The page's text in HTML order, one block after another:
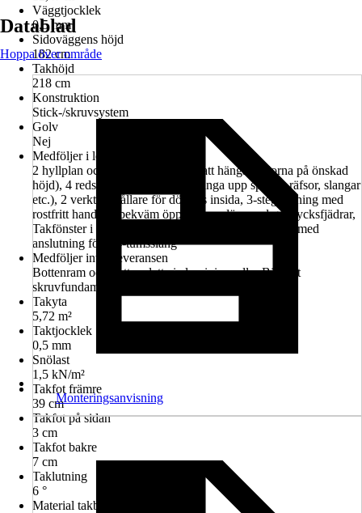
Väggtjocklek
0,5 mm
Sidoväggens höjd
182 cm
Takhöjd
218 cm
Konstruktion
Stick-/skruvsystem
Golv
Nej
Medföljer i leveransen
2 hyllplan och 2 hängskenor (för att hänga hyllorna på önskad
höjd), 4 redskapshållare (för att hänga upp spadar, räfsor, slangar
etc.), 2 verktygshållare för dörrens insida, 3-stegslåsning med
rostfritt handtag, bekväm öppning av dörr med gastrycksfjädrar,
Takfönster i akrylglas med takförsprång, hängränna med
anslutning för 5/4-tumsslang
Medföljer inte i leveransen
Bottenram och bottenplatta i aluminium eller Biohort
skruvfundament finns tillgängliga som tillbehör.
Takyta
5,72 m²
Taktjocklek
0,5 mm
Snölast
1,5 kN/m²
Takfot främre
39 cm
Takfot på sidan
3 cm
Takfot bakre
7 cm
Taklutning
6 °
Material takbeläggning
Datablad
Hoppa över område
Monteringsanvisning